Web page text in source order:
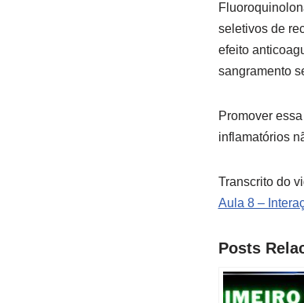
seletivos de
efeito
sangramento
Promover
inflamatórios
Transcrito do
Aula 8 –
Posts